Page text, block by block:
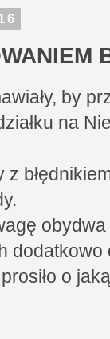
by
na
z
o